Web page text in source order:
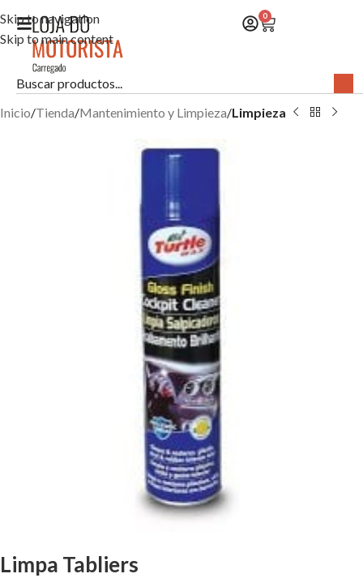
Skip to navigation
Skip to main content
0
Inicio Tienda Mantenimiento y Limpieza Limpieza
Limpa Tabliers